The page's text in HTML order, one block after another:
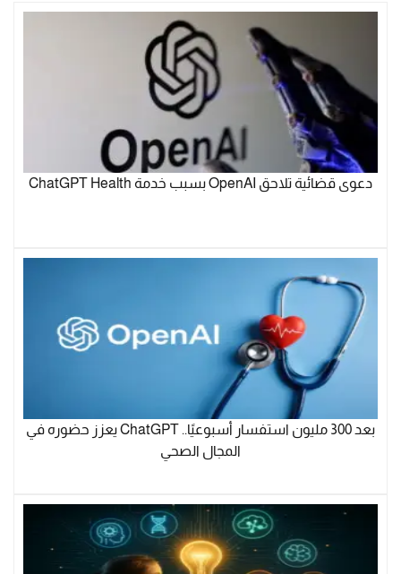
دعوى قضائية تلاحق OpenAI بسبب خدمة ChatGPT Health
بعد 300 مليون استفسار أسبوعيًا.. ChatGPT يعزز حضوره في
المجال الصحي